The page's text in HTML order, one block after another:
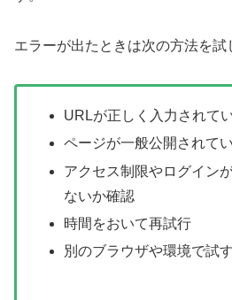
エラーが出たときは次の方法を試
URLが正しく入力されて
ページが一般公開されて
アクセス制限やログイン
ないか確認
時間をおいて再試行
別のブラウザや環境で試す